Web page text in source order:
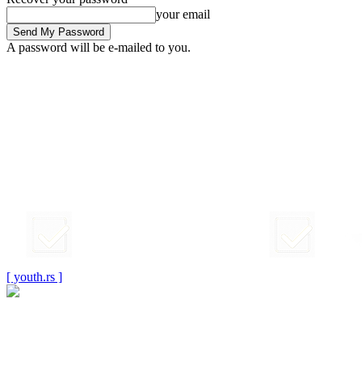
your email
A password will be e-mailed to you.
[ youth.rs ]